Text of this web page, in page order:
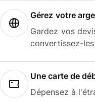
Gérez votre
Gardez vos
convertissez-
Une carte de
Dépensez à